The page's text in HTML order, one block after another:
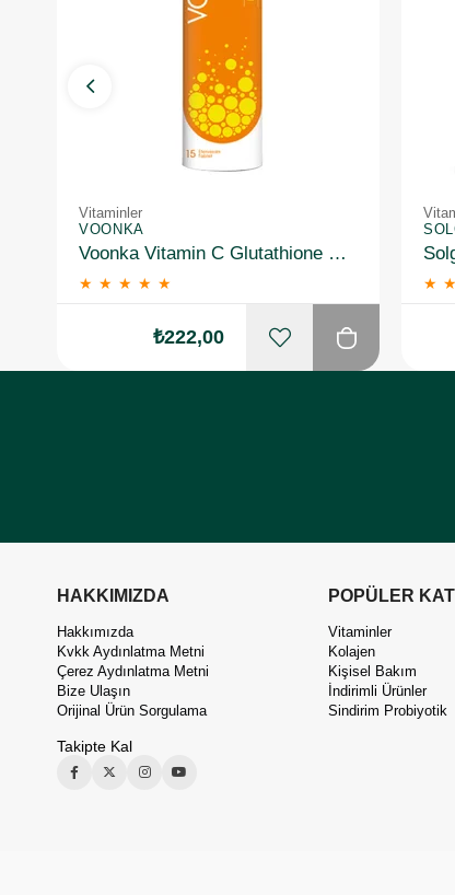
Vitaminler
VOONKA
Voonka Vitamin C Glutathione Complex Efervesan 15 Tablet
★ ★ ★ ★ ★
₺222,00
★ ★
HAKKIMIZDA
Hakkımızda
Kvkk Aydınlatma Metni
Çerez Aydınlatma Metni
Bize Ulaşın
Orijinal Ürün Sorgulama
Takipte Kal
POPÜLER
Vitaminler
Kolajen
Kişisel Bakım
İndirimli Ürünler
Sindirim Probiyotik